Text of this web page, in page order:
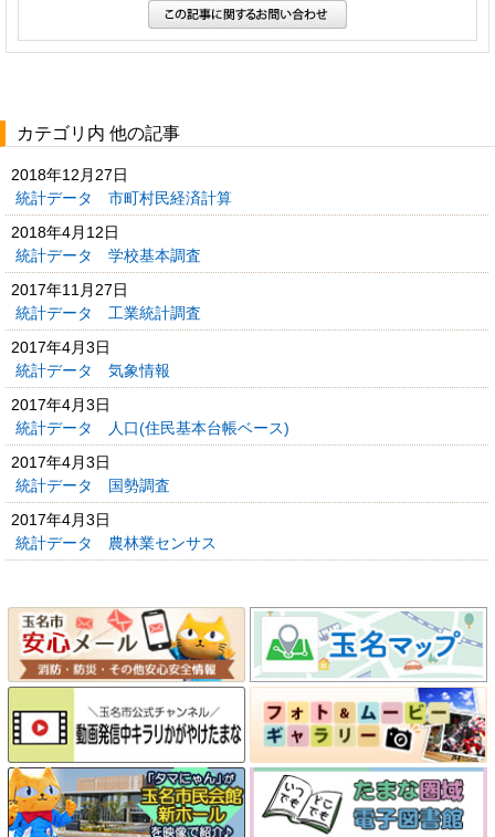
カテゴリ内 他の記事
2018年12月27日
統計データ 市町村民経済計算
2018年4月12日
統計データ 学校基本調査
2017年11月27日
統計データ 工業統計調査
2017年4月3日
統計データ 気象情報
2017年4月3日
統計データ 人口(住民基本台帳ベース)
2017年4月3日
統計データ 国勢調査
2017年4月3日
統計データ 農林業センサス